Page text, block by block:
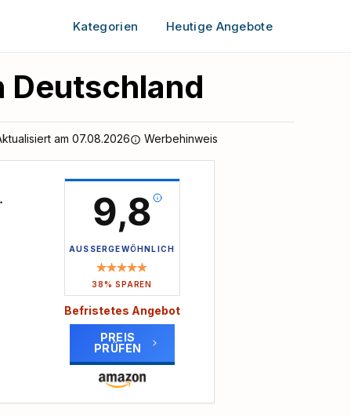
Kategorien Heutige Angebote
Deutschland
am 07.08.2026 Werbehinweis
9,8
AUSSERGEWÖHNLICH
38% SPAREN
Befristetes Angebot
PREIS
PRÜFEN